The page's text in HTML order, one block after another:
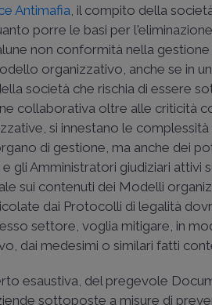
Antimafia, il compito della
porre le basi per
non conformità nella
organizzativo, anche se in
società che rischia di essere
collaborativa oltre alle criticità
si innestano le
di gestione, ma anche dei
gli Amministratori giudiziari
sui contenuti dei Modelli
dai Protocolli di legalità
settore, voglia mitigare, in
dai medesimi o similari fatti
esaustiva, del pregevole
sottoposte a misure di